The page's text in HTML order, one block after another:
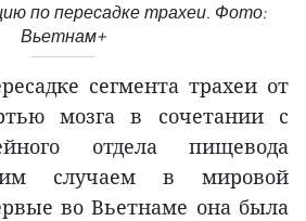
по пересадке трахеи. Фото:
Вьетнам+
сегмента трахеи от
мозга в сочетании с
отдела пищевода
случаем в мировой
во Вьетнаме она была